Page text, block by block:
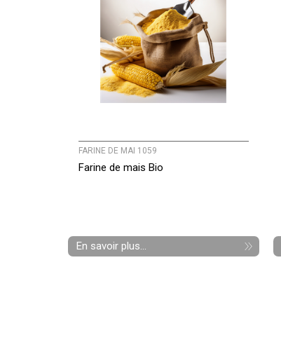
FARINE DE MAI 1059
Farine de mais Bio
En savoir plus...